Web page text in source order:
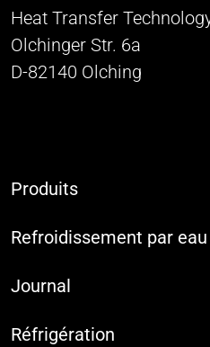
Heat Transfer
Olchinger Str. 6a
D-82140 Olching
Produits
Refroidissement par
Journal
Réfrigération